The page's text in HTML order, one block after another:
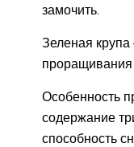
замочить.
Зеленая
проращивания
Особенность
содержание
способность